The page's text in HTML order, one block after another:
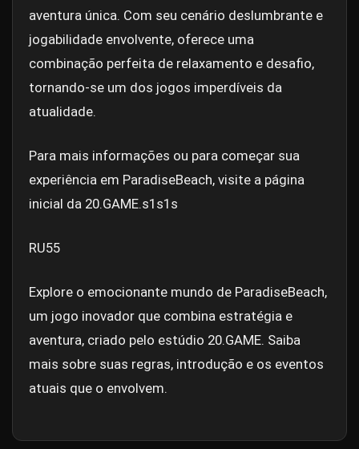
aventura única. Com seu cenário deslumbrante e
jogabilidade envolvente, oferece uma
combinação perfeita de relaxamento e desafio,
tornando-se um dos jogos imperdíveis da
atualidade.
Para mais informações ou para começar sua
experiência em ParadiseBeach, visite a página
inicial da 20.GAME.s1s1s
RU55
Explore o emocionante mundo de ParadiseBeach,
um jogo inovador que combina estratégia e
aventura, criado pelo estúdio 20.GAME. Saiba
mais sobre suas regras, introdução e os eventos
atuais que o envolvem.